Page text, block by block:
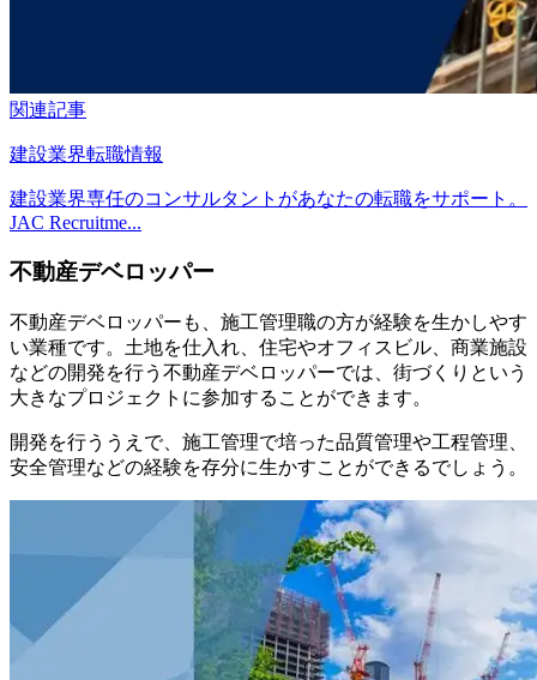
関連記事
建設業界転職情報
建設業界専任のコンサルタントがあなたの転職をサポート。
JAC Recruitme...
不動産デベロッパー
不動産デベロッパーも、施工管理職の方が経験を生かしやす
い業種です。土地を仕入れ、住宅やオフィスビル、商業施設
などの開発を行う不動産デベロッパーでは、街づくりという
大きなプロジェクトに参加することができます。
開発を行ううえで、施工管理で培った品質管理や工程管理、
安全管理などの経験を存分に生かすことができるでしょう。